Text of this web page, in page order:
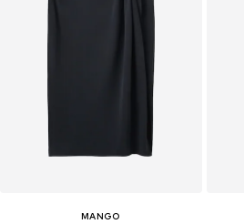
MANGO